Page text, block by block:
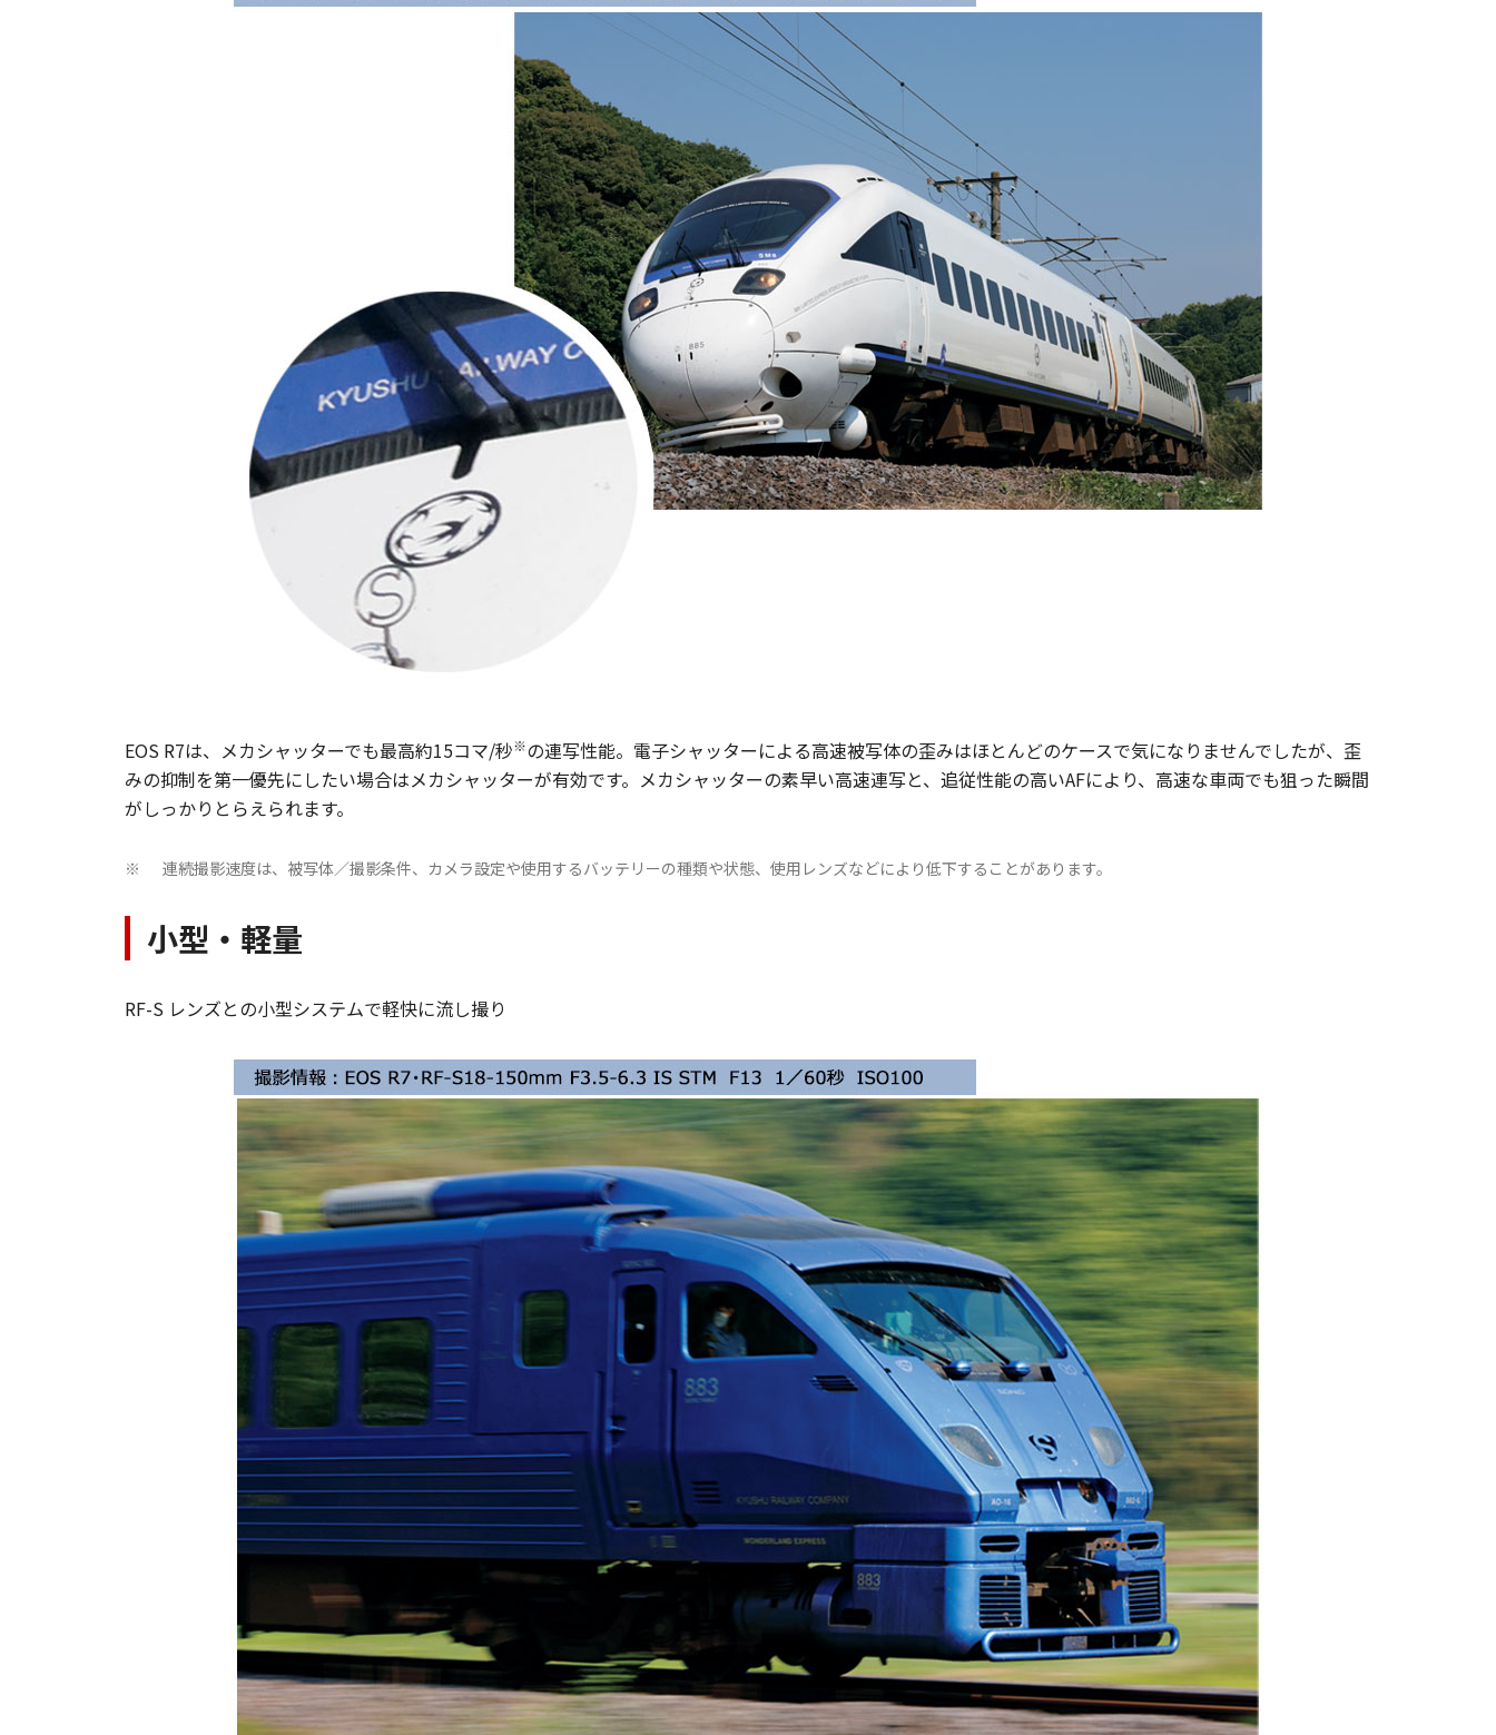
EOS R7は、メカシャッターでも最高約15コマ/秒※の連写性能。電子シャッターによる高速被写体の歪みはほとんどのケースで気になりませんでしたが、歪
みの抑制を第一優先にしたい場合はメカシャッターが有効です。メカシャッターの素早い高速連写と、追従性能の高いAFにより、高速な車両でも狙った瞬間
がしっかりとらえられます。
※ 連続撮影速度は、被写体／撮影条件、カメラ設定や使用するバッテリーの種類や状態、使用レンズなどにより低下することがあります。
小型・軽量
RF-S レンズとの小型システムで軽快に流し撮り